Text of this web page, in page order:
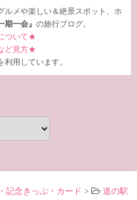
ルメや楽しい＆絶景スポット、ホ
期一会』 の旅行ブログ。
ついて★
ど見方★
用しています。
記念きっぷ・カード >
道の駅